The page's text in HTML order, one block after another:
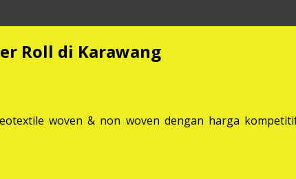
Roll di Karawang
woven & non woven dengan harga